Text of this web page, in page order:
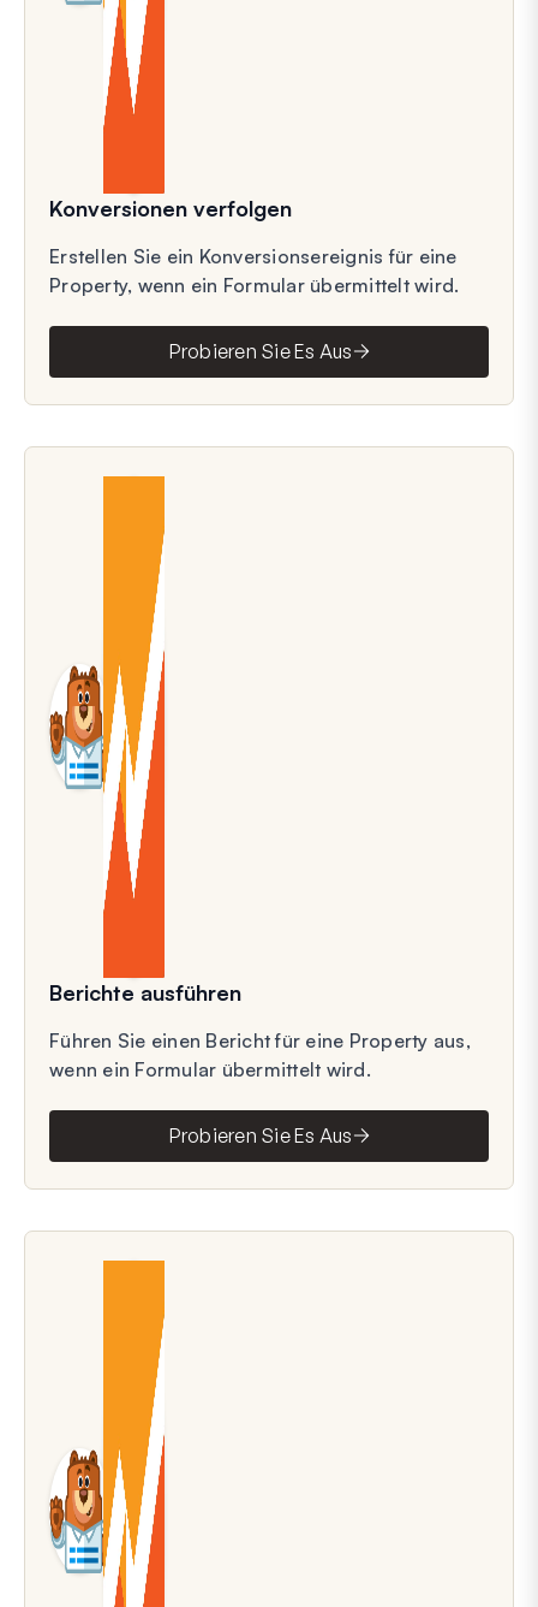
Konversionen verfolgen
Erstellen Sie ein Konversionsereignis für eine
Property, wenn ein Formular übermittelt wird.
Probieren Sie Es Aus
Berichte ausführen
Führen Sie einen Bericht für eine Property aus,
wenn ein Formular übermittelt wird.
Probieren Sie Es Aus